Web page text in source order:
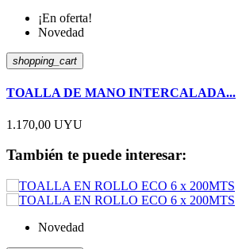
¡En oferta!
Novedad
shopping_cart
TOALLA DE MANO INTERCALADA...
1.170,00 UYU
También te puede interesar:
Novedad